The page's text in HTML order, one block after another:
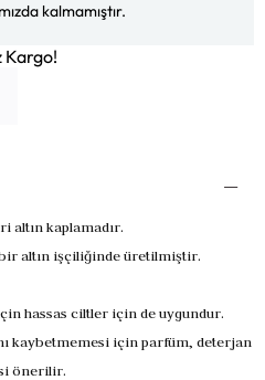
kalmamıştır.
Kargo!
altın kaplamadır.
altın işçiliğinde üretilmiştir.
hassas ciltler için de uygundur.
kaybetmemesi için parfüm, deterjan
önerilir.